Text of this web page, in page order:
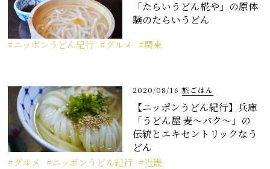
「たらいうどん椛や」の原体
験のたらいうどん
ニッポンうどん紀行 グルメ 関東
2020/08/16 旅ごはん
【ニッポンうどん紀行】兵庫
「うどん屋 麦～バク～」の
伝統とエキセントリックなう
どん
グルメ ニッポンうどん紀行 近畿